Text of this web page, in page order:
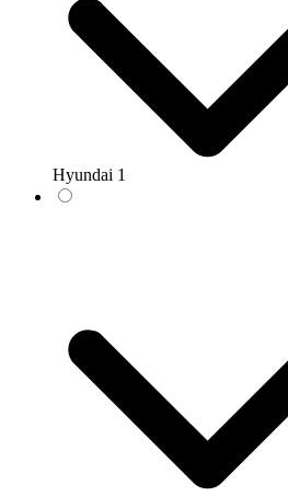
Hyundai 1